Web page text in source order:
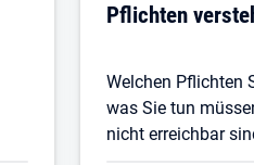
Pflichten
Welchen Pflichten
was Sie tun
nicht erreichbar